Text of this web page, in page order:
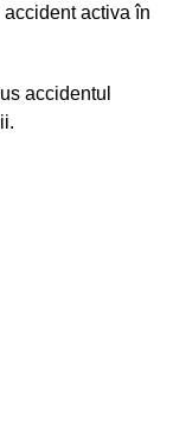
activa în
accidentul